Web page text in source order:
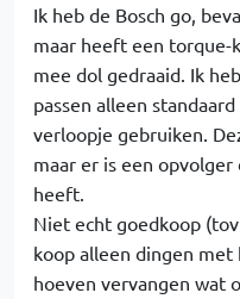
Ik heb de Bosch go,
maar heeft een torque-
mee dol gedraaid. Ik
passen alleen
verloopje gebruiken.
maar er is een
heeft.
Niet echt goedkoop
koop alleen dingen
hoeven vervangen wat